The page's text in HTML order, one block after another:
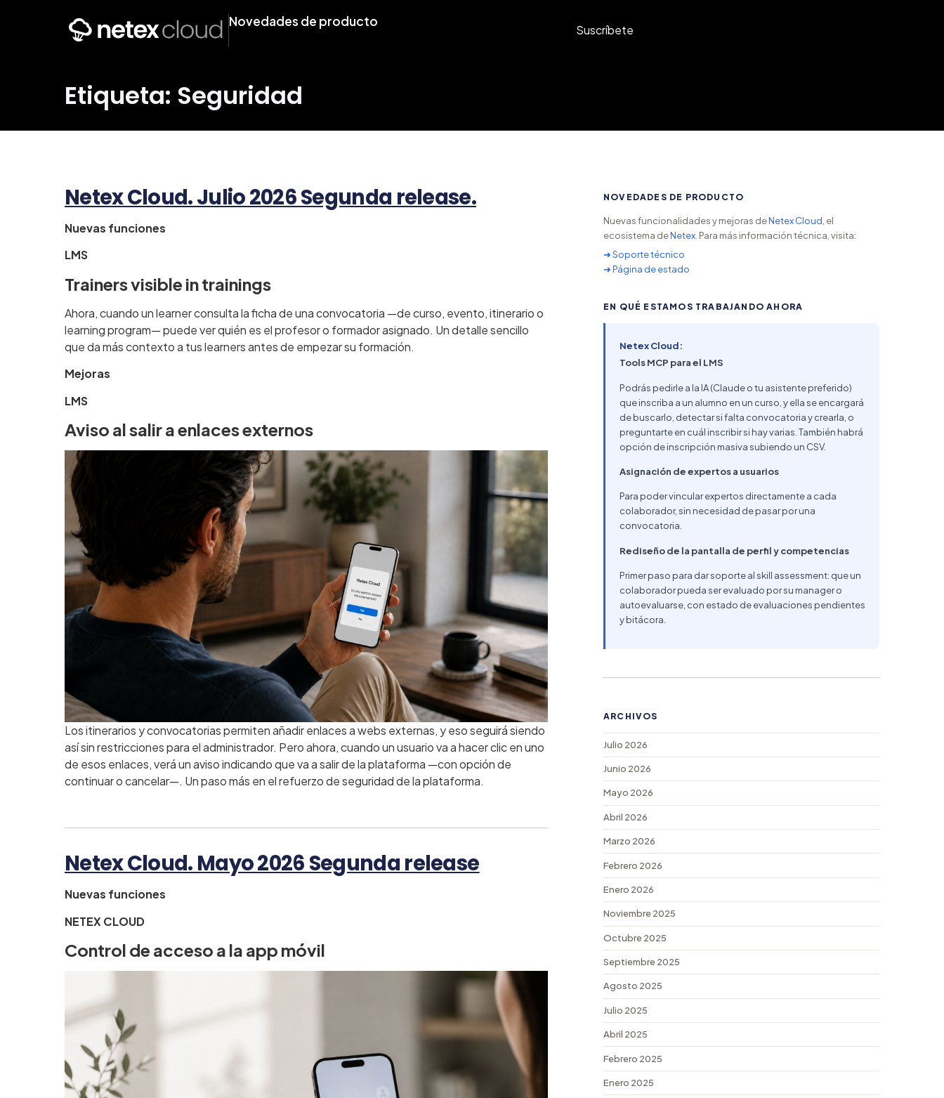
Novedades de producto
Suscríbete
Etiqueta: Seguridad
Netex Cloud. Julio 2026 Segunda release.
Nuevas funciones
LMS
Trainers visible in trainings
Ahora, cuando un learner consulta la ficha de una convocatoria —de curso, evento, itinerario o
learning program— puede ver quién es el profesor o formador asignado. Un detalle sencillo
que da más contexto a tus learners antes de empezar su formación.
Mejoras
LMS
Aviso al salir a enlaces externos
Los itinerarios y convocatorias permiten añadir enlaces a webs externas, y eso seguirá siendo
así sin restricciones para el administrador. Pero ahora, cuando un usuario va a hacer clic en uno
de esos enlaces, verá un aviso indicando que va a salir de la plataforma —con opción de
continuar o cancelar—. Un paso más en el refuerzo de seguridad de la plataforma.
Netex Cloud. Mayo 2026 Segunda release
Nuevas funciones
NETEX CLOUD
Control de acceso a la app móvil
NOVEDADES DE PRODUCTO
Nuevas funcionalidades y mejoras deNetex Cloud , el
ecosistema deNetex . Para más información técnica, visita:
➜ Soporte técnico
➜ Página de estado
EN QUÉ ESTAMOS TRABAJANDO AHORA
Netex Cloud:
Tools MCP para el LMS
Podrás pedirle a la IA (Claude o tu asistente preferido)
que inscriba a un alumno en un curso, y ella se encargará
de buscarlo, detectar si falta convocatoria y crearla, o
preguntarte en cuál inscribir si hay varias. También habrá
opción de inscripción masiva subiendo un CSV.
Asignación de expertos a usuarios
Para poder vincular expertos directamente a cada
colaborador, sin necesidad de pasar por una
convocatoria.
Rediseño de la pantalla de perfil y competencias
Primer paso para dar soporte al skill assessment: que un
colaborador pueda ser evaluado por su manager o
autoevaluarse, con estado de evaluaciones pendientes
y bitácora.
ARCHIVOS
Julio 2026
Junio 2026
Mayo 2026
Abril 2026
Marzo 2026
Febrero 2026
Enero 2026
Noviembre 2025
Octubre 2025
Septiembre 2025
Agosto 2025
Julio 2025
Abril 2025
Febrero 2025
Enero 2025